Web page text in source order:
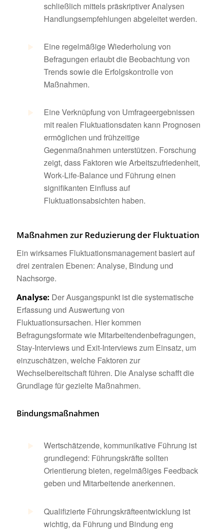
schließlich mittels präskriptiver Analysen
Handlungsempfehlungen abgeleitet werden.
Eine regelmäßige Wiederholung von
Befragungen erlaubt die Beobachtung von
Trends sowie die Erfolgskontrolle von
Maßnahmen.
Eine Verknüpfung von Umfrageergebnissen
mit realen Fluktuationsdaten kann Prognosen
ermöglichen und frühzeitige
Gegenmaßnahmen unterstützen. Forschung
zeigt, dass Faktoren wie Arbeitszufriedenheit,
Work‑Life‑Balance und Führung einen
signifikanten Einfluss auf
Fluktuationsabsichten haben.
Maßnahmen zur Reduzierung der Fluktuation
Ein wirksames Fluktuationsmanagement basiert auf
drei zentralen Ebenen: Analyse, Bindung und
Nachsorge.
Analyse: Der Ausgangspunkt ist die systematische
Erfassung und Auswertung von
Fluktuationsursachen. Hier kommen
Befragungsformate wie Mitarbeitendenbefragungen,
Stay-Interviews und Exit-Interviews zum Einsatz, um
einzuschätzen, welche Faktoren zur
Wechselbereitschaft führen. Die Analyse schafft die
Grundlage für gezielte Maßnahmen.
Bindungsmaßnahmen
Wertschätzende, kommunikative Führung ist
grundlegend: Führungskräfte sollten
Orientierung bieten, regelmäßiges Feedback
geben und Mitarbeitende anerkennen.
Qualifizierte Führungskräfteentwicklung ist
wichtig, da Führung und Bindung eng